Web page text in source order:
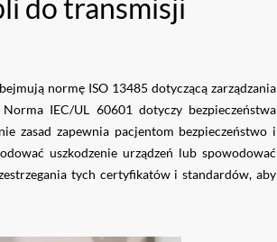
do transmisji
normę ISO 13485 dotyczącą zarządzania
IEC/UL 60601 dotyczy bezpieczeństwa
zasad zapewnia pacjentom bezpieczeństwo i
uszkodzenie urządzeń lub spowodować
tych certyfikatów i standardów, aby